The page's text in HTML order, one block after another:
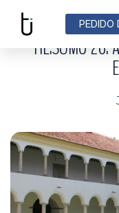
PEDIDO
NOTÍCIAS
RE:SUMO 26: